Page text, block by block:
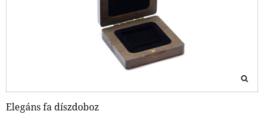
Elegáns fa díszdoboz